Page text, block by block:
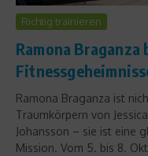
Richtig trainieren
Ramona
Ramona Braganza ist
Traumkörpern von
Johansson – sie ist eine
Mission. Vom 5. bis 8.